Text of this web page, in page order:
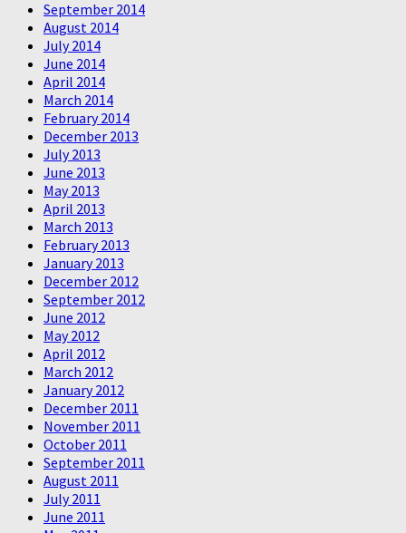
September 2014
August 2014
July 2014
June 2014
April 2014
March 2014
February 2014
December 2013
July 2013
June 2013
May 2013
April 2013
March 2013
February 2013
January 2013
December 2012
September 2012
June 2012
May 2012
April 2012
March 2012
January 2012
December 2011
November 2011
October 2011
September 2011
August 2011
July 2011
June 2011